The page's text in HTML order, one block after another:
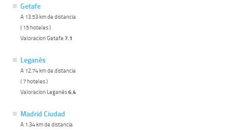
Getafe
A 13.53 km de distancia
( 15 hoteles )
Valoracion Getafe 7.1
Leganés
A 12.74 km de distancia
( 7 hoteles )
Valoracion Leganés6.4
Madrid Ciudad
A 1.34 km de distancia